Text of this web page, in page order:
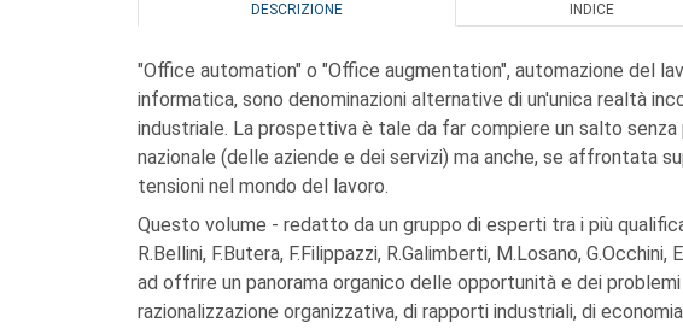
DESCRIZIONE INDICE
"Office automation" o "Office augmentation", automazione del
informatica, sono denominazioni alternative di un'unica realtà
industriale. La prospettiva è tale da far compiere un salto
nazionale (delle aziende e dei servizi) ma anche, se affrontata
tensioni nel mondo del lavoro.
Questo volume - redatto da un gruppo di esperti tra i più
R.Bellini, F.Butera, F.Filippazzi, R.Galimberti, M.Losano,
ad offrire un panorama organico delle opportunità e dei
razionalizzazione organizzativa, di rapporti industriali, di